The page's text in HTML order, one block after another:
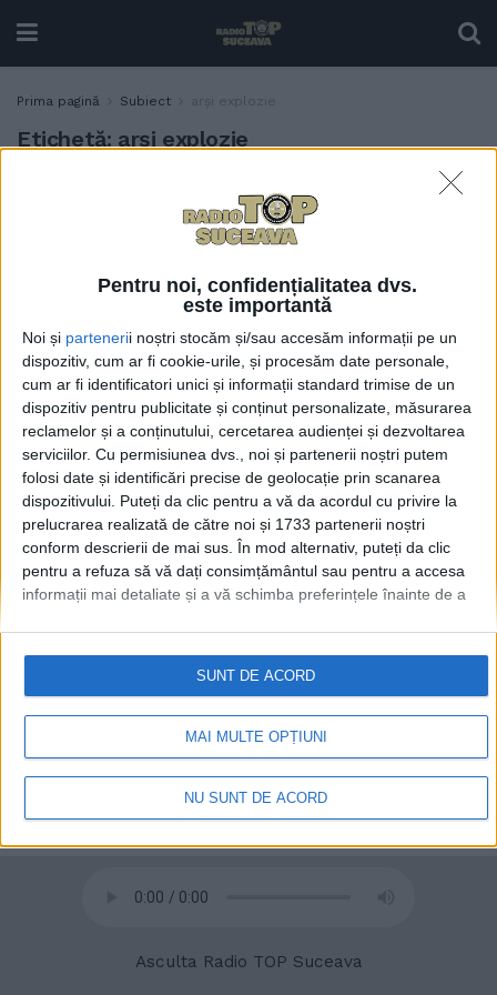
Pentru noi, confidențialitatea dvs.
este importantă
Noi și partenerii noștri stocăm și/sau accesăm informații pe un
dispozitiv, cum ar fi cookie-urile, și procesăm date personale,
cum ar fi identificatori unici și informații standard trimise de un
dispozitiv pentru publicitate și conținut personalizate, măsurarea
reclamelor și a conținutului, cercetarea audienței și dezvoltarea
serviciilor. Cu permisiunea dvs., noi și partenerii noștri putem
folosi date și identificări precise de geolocație prin scanarea
dispozitivului. Puteți da clic pentru a vă da acordul cu privire la
prelucrarea realizată de către noi și 1733 partenerii noștri
conform descrierii de mai sus. În mod alternativ, puteți da clic
pentru a refuza să vă dați consimțământul sau pentru a accesa
informații mai detaliate și a vă schimba preferințele înainte de a
retrageți consimțământul în orice moment, revenind la acest site
și făcând clic pe butonul "Confidențialitate" din partea de jos a
paginii web.
MAI MULTE OPȚIUNI
NU SUNT DE ACORD
SUNT DE ACORD
Prima pagină Subiect arși explozie
Etichetă: arși explozie
Bărbatul cel mai grav rănit
în explozia de la Burdujeni
va fi transferat la Clinica de
17 DECEMBRIE, 2024
© 2020 Radio TOP Suceava 104 FM
Asculta Radio TOP Suceava